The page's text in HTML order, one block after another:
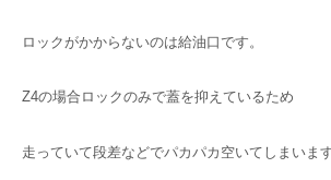
ロックがかからないのは給油口です。
Z4の場合ロックのみで蓋を抑えているため
走っていて段差などでパカパカ空いてしまいます